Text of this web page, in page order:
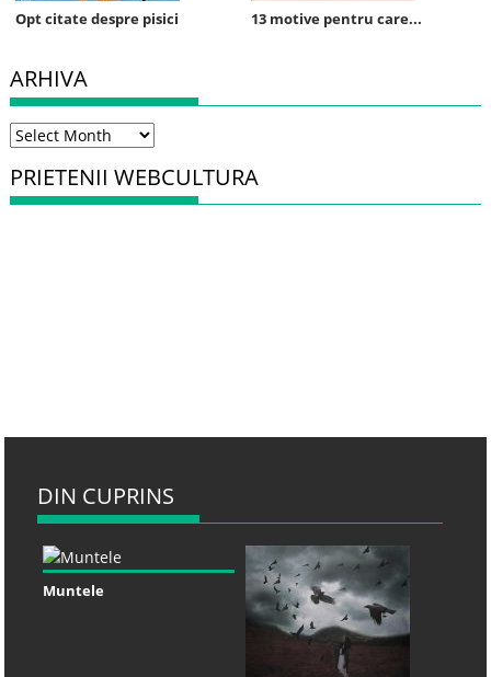
Opt citate despre pisici 13 motive pentru care...
ARHIVA
Arhiva
PRIETENII WEBCULTURA
DIN CUPRINS
Muntele